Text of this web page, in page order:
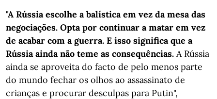
"A Rússia escolhe a balística em vez da mesa das
negociações. Opta por continuar a matar em vez
de acabar com a guerra. E isso significa que a
Rússia ainda não teme as consequências. A Rússia
ainda se aproveita do facto de pelo menos parte
do mundo fechar os olhos ao assassinato de
crianças e procurar desculpas para Putin",